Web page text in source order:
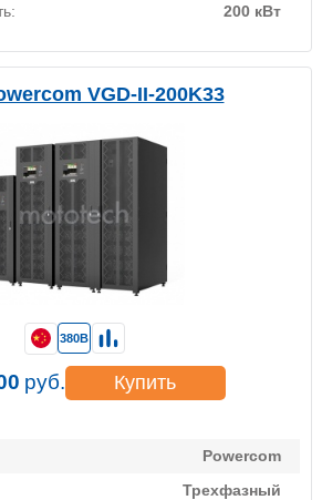
200 кВт
VGD-II-200K33
Powercom
Трехфазный
380В
руб. Купить